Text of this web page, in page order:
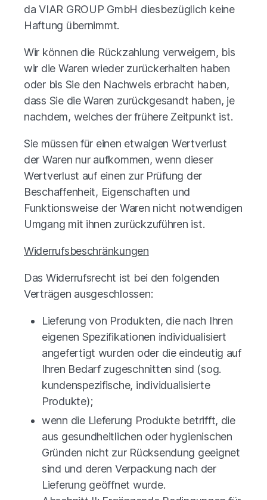
da VIAR GROUP GmbH diesbezüglich keine
Haftung übernimmt.
Wir können die Rückzahlung verweigern, bis
wir die Waren wieder zurückerhalten haben
oder bis Sie den Nachweis erbracht haben,
dass Sie die Waren zurückgesandt haben, je
nachdem, welches der frühere Zeitpunkt ist.
Sie müssen für einen etwaigen Wertverlust
der Waren nur aufkommen, wenn dieser
Wertverlust auf einen zur Prüfung der
Beschaffenheit, Eigenschaften und
Funktionsweise der Waren nicht notwendigen
Umgang mit ihnen zurückzuführen ist.
Widerrufsbeschränkungen
Das Widerrufsrecht ist bei den folgenden
Verträgen ausgeschlossen:
Lieferung von Produkten, die nach Ihren
eigenen Spezifikationen individualisiert
angefertigt wurden oder die eindeutig auf
Ihren Bedarf zugeschnitten sind (sog.
kundenspezifische, individualisierte
Produkte);
wenn die Lieferung Produkte betrifft, die
aus gesundheitlichen oder hygienischen
Gründen nicht zur Rücksendung geeignet
sind und deren Verpackung nach der
Lieferung geöffnet wurde.